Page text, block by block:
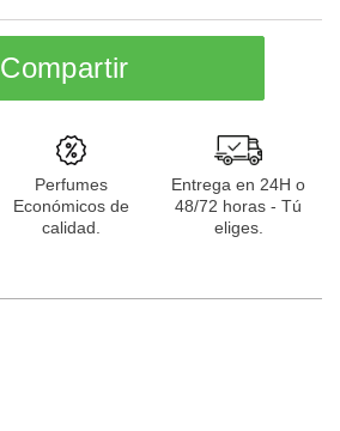
Compartir
Perfumes
Económicos de
calidad.
Entrega en 24H o
48/72 horas - Tú
eliges.